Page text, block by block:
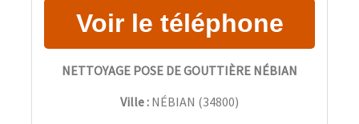
NETTOYAGE POSE DE GOUTTIÈRE NÉBIAN
Ville : NÉBIAN (34800)